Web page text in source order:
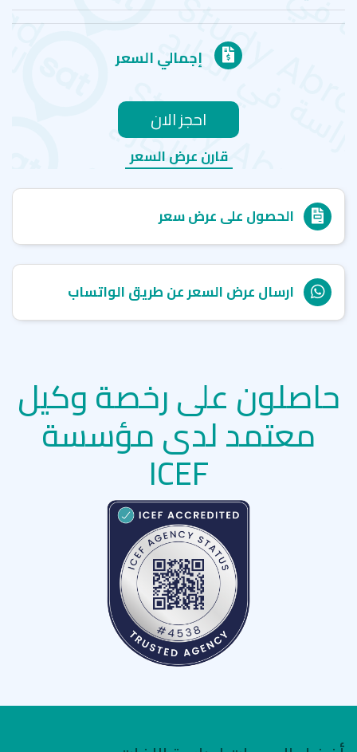
إجمالي السعر
احجز الان
قارن عرض السعر
الحصول على عرض سعر
ارسال عرض السعر عن طريق الواتساب
حاصلون على رخصة وكيل
معتمد لدى مؤسسة
ICEF